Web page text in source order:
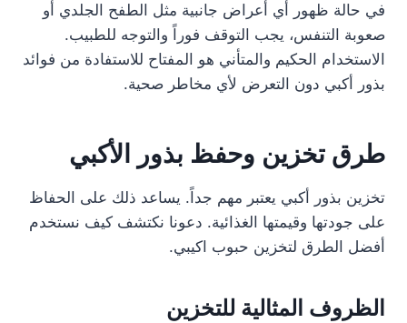
في حالة ظهور أي أعراض جانبية مثل الطفح الجلدي أو
صعوبة التنفس، يجب التوقف فوراً والتوجه للطبيب.
الاستخدام الحكيم والمتأني هو المفتاح للاستفادة من فوائد
بذور أكبي دون التعرض لأي مخاطر صحية.
طرق تخزين وحفظ بذور الأكبي
تخزين بذور أكبي يعتبر مهم جداً. يساعد ذلك على الحفاظ
على جودتها وقيمتها الغذائية. دعونا نكتشف كيف نستخدم
أفضل الطرق لتخزين حبوب اكيبي.
الظروف المثالية للتخزين